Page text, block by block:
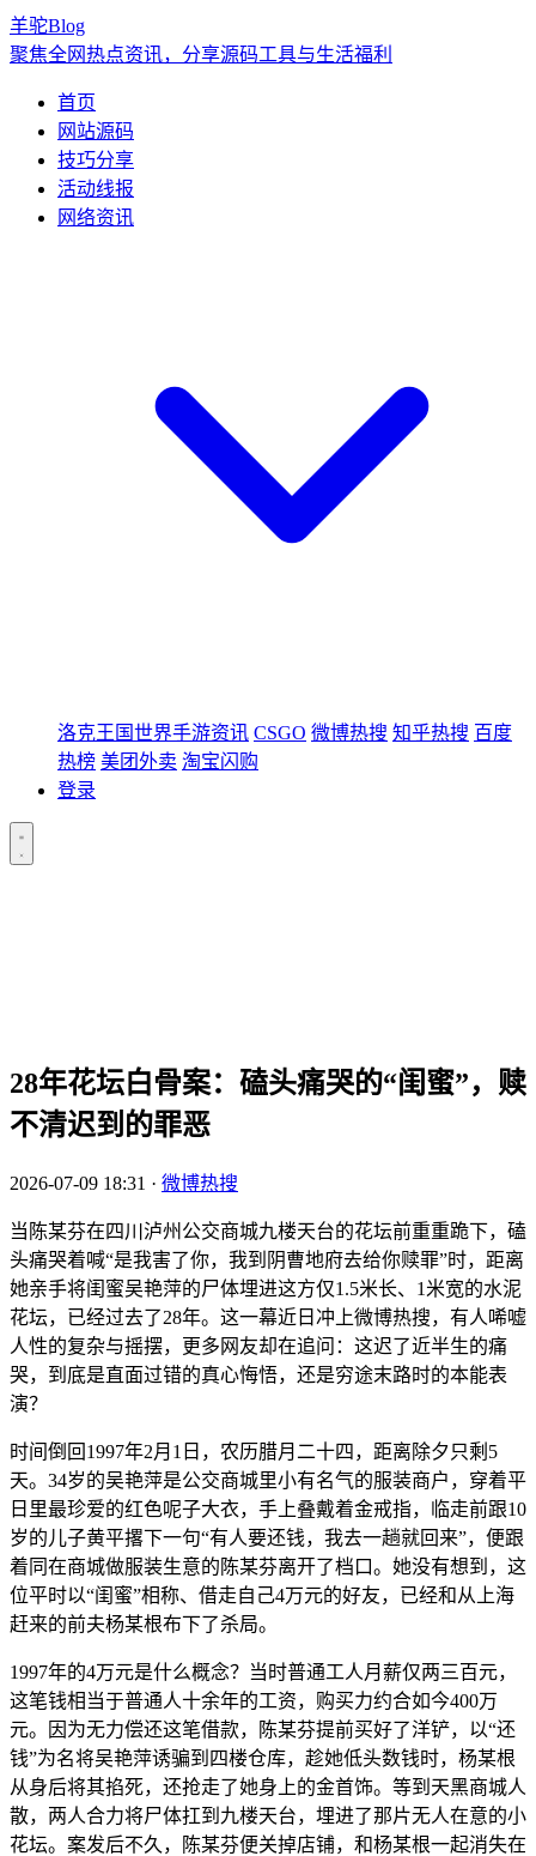
羊驼Blog
聚焦全网热点资讯，分享源码工具与生活福利
首页
网站源码
技巧分享
活动线报
网络资讯
洛克王国世界手游资讯 CSGO 微博热搜 知乎热搜 百度
热榜 美团外卖 淘宝闪购
登录
28年花坛白骨案：磕头痛哭的“闺蜜”，赎
不清迟到的罪恶
2026-07-09 18:31 · 微博热搜
当陈某芬在四川泸州公交商城九楼天台的花坛前重重跪下，磕
头痛哭着喊“是我害了你，我到阴曹地府去给你赎罪”时，距离
她亲手将闺蜜吴艳萍的尸体埋进这方仅1.5米长、1米宽的水泥
花坛，已经过去了28年。这一幕近日冲上微博热搜，有人唏嘘
人性的复杂与摇摆，更多网友却在追问：这迟了近半生的痛
哭，到底是直面过错的真心悔悟，还是穷途末路时的本能表
演？
时间倒回1997年2月1日，农历腊月二十四，距离除夕只剩5
天。34岁的吴艳萍是公交商城里小有名气的服装商户，穿着平
日里最珍爱的红色呢子大衣，手上叠戴着金戒指，临走前跟10
岁的儿子黄平撂下一句“有人要还钱，我去一趟就回来”，便跟
着同在商城做服装生意的陈某芬离开了档口。她没有想到，这
位平时以“闺蜜”相称、借走自己4万元的好友，已经和从上海
赶来的前夫杨某根布下了杀局。
1997年的4万元是什么概念？当时普通工人月薪仅两三百元，
这笔钱相当于普通人十余年的工资，购买力约合如今400万
元。因为无力偿还这笔借款，陈某芬提前买好了洋铲，以“还
钱”为名将吴艳萍诱骗到四楼仓库，趁她低头数钱时，杨某根
从身后将其掐死，还抢走了她身上的金首饰。等到天黑商城人
散，两人合力将尸体扛到九楼天台，埋进了那片无人在意的小
花坛。案发后不久，陈某芬便关掉店铺，和杨某根一起消失在